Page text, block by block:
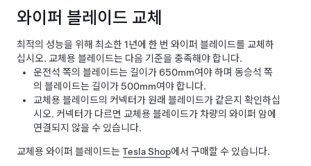
와이퍼 블레이드 교체
최적의 성능을 위해 최소한 1년에 한 번 와이퍼 블레이드를 교체하
십시오. 교체용 블레이드는 다음 기준을 충족해야 합니다.
운전석 쪽의 블레이드는 길이가 650mm여야 하며 동승석 쪽
의 블레이드는 길이가 500mm여야 합니다.
교체용 블레이드의 커넥터가 원래 블레이드가 같은지 확인하십
시오. 커넥터가 다르면 교체용 블레이드가 차량의 와이퍼 암에
연결되지 않을 수 있습니다.
교체용 와이퍼 블레이드는Tesla Shop에서 구매할 수 있습니다.